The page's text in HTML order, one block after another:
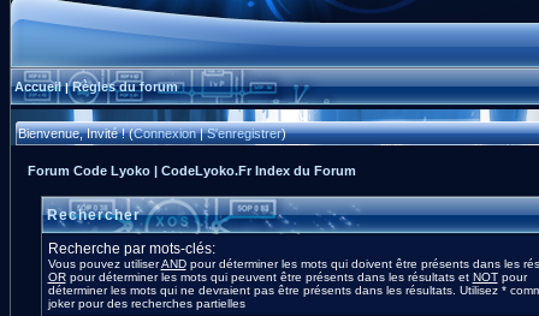
Accueil|Règles du forum
Bienvenue, Invité ! (Connexion|S'enregistrer)
Forum Code Lyoko | CodeLyoko.Fr Index du Forum
Rechercher
Recherche par mots-clés:
Vous pouvez utiliserANDpour déterminer les mots qui doivent être présents dans les
ORpour déterminer les mots qui peuvent être présents dans les résultats et NOTpour
déterminer les mots qui ne devraient pas être présents dans les résultats. Utilisez *
joker pour des recherches partielles